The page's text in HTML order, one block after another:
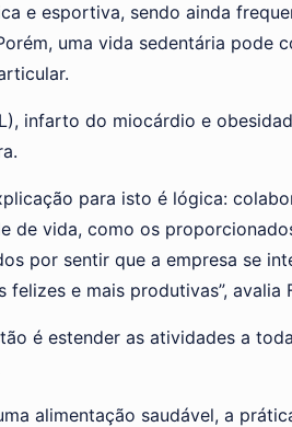
e esportiva, sendo ainda
uma vida sedentária pode
infarto do miocárdio e
para isto é lógica:
vida, como os
por sentir que a empresa se
e mais produtivas”, avalia
é estender as atividades a
alimentação saudável, a